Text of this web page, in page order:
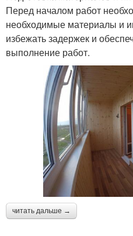
Перед началом работ
необходимые материалы и
избежать задержек и
выполнение работ.
читать дальше →